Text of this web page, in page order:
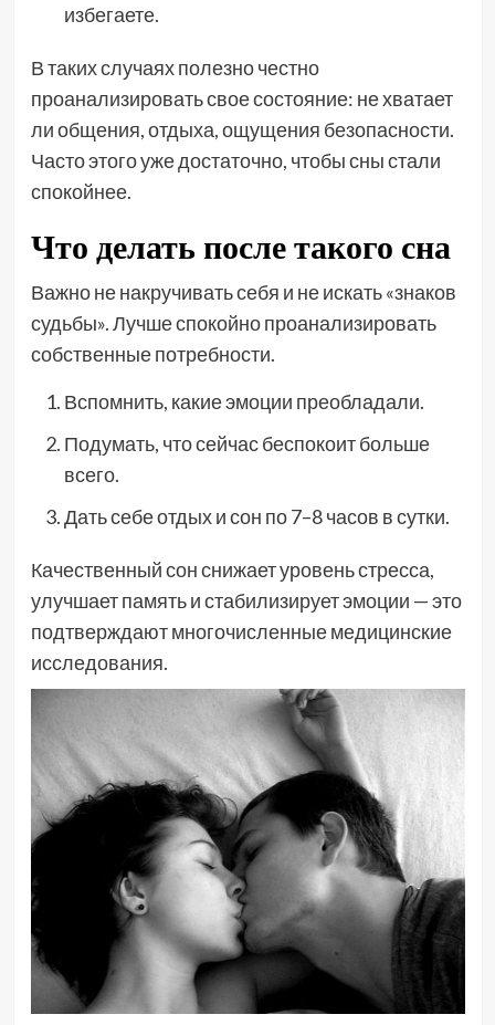
избегаете.
В таких случаях полезно честно
проанализировать свое состояние: не хватает
ли общения, отдыха, ощущения безопасности.
Часто этого уже достаточно, чтобы сны стали
спокойнее.
Что делать после такого сна
Важно не накручивать себя и не искать «знаков
судьбы». Лучше спокойно проанализировать
собственные потребности.
Вспомнить, какие эмоции преобладали.
Подумать, что сейчас беспокоит больше
всего.
Дать себе отдых и сон по 7–8 часов в сутки.
Качественный сон снижает уровень стресса,
улучшает память и стабилизирует эмоции — это
подтверждают многочисленные медицинские
исследования.